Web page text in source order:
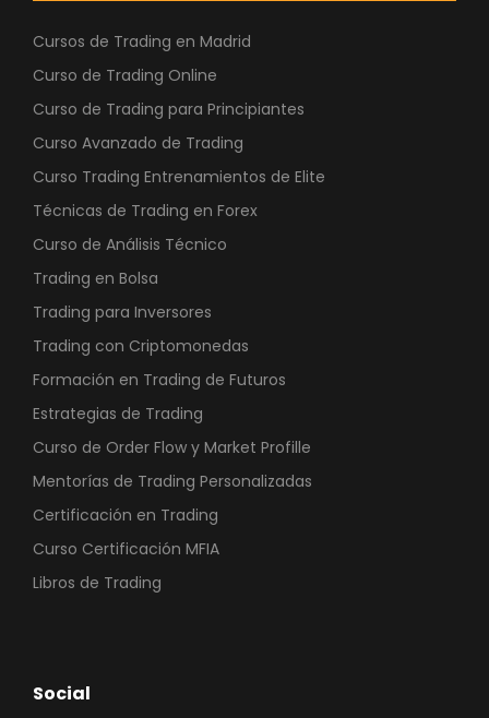
Cursos de Trading en Madrid
Curso de Trading Online
Curso de Trading para Principiantes
Curso Avanzado de Trading
Curso Trading Entrenamientos de Elite
Técnicas de Trading en Forex
Curso de Análisis Técnico
Trading en Bolsa
Trading para Inversores
Trading con Criptomonedas
Formación en Trading de Futuros
Estrategias de Trading
Curso de Order Flow y Market Profille
Mentorías de Trading Personalizadas
Certificación en Trading
Curso Certificación MFIA
Libros de Trading
Social